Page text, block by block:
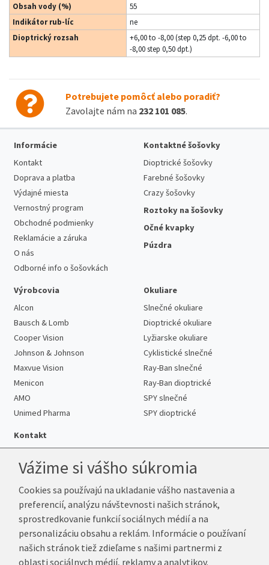
Obsah vody (%)
55
Indikátor rub-líc
ne
Dioptrický rozsah
+6,00 to -8,00 (step 0,25 dpt. -6,00 to
-8,00 step 0,50 dpt.)
Potrebujete pomôcť alebo poradiť?
Zavolajte nám na 232 101 085.
Informácie
Kontakt
Doprava a platba
Výdajné miesta
Vernostný program
Obchodné podmienky
Reklamácie a záruka
O nás
Odborné info o šošovkách
Kontaktné šošovky
Dioptrické šošovky
Farebné šošovky
Crazy šošovky
Roztoky na šošovky
Očné kvapky
Púzdra
Výrobcovia
Alcon
Bausch & Lomb
Cooper Vision
Johnson & Johnson
Maxvue Vision
Menicon
AMO
Unimed Pharma
Okuliare
Slnečné okuliare
Dioptrické okuliare
Lyžiarske okuliare
Cyklistické slnečné
Ray-Ban slnečné
Ray-Ban dioptrické
SPY slnečné
SPY dioptrické
Kontakt
Telefón:+421 222 205 863
E-mail:info@k-sosovky.sk
Reklamačná adresa
Andrea Votavová
Revoluční 1017
Vážime si vášho súkromia
Cookies sa používajú na ukladanie vášho nastavenia a
preferencií, analýzu návštevnosti našich stránok,
sprostredkovanie funkcií sociálnych médií a na
personalizáciu obsahu a reklám. Informácie o používaní
našich stránok tiež zdieľame s našimi partnermi z
oblasti sociálnych médií, reklamy a analytikov.